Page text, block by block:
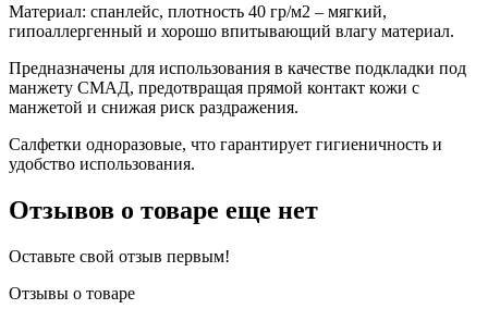
Материал: спанлейс, плотность 40 гр/м2 – мягкий,
гипоаллергенный и хорошо впитывающий влагу материал.
Предназначены для использования в качестве подкладки под
манжету СМАД, предотвращая прямой контакт кожи с
манжетой и снижая риск раздражения.
Салфетки одноразовые, что гарантирует гигиеничность и
удобство использования.
Отзывов о товаре еще нет
Оставьте свой отзыв первым!
Отзывы о товаре